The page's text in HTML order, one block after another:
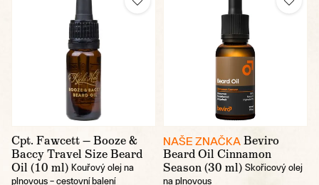
Cpt. Fawcett — Booze &
Baccy Travel Size Beard
Oil (10 ml) Kouřový olej na
plnovous – cestovní balení
NAŠE ZNAČKA Beviro
Beard Oil Cinnamon
Season (30 ml) Skořicový olej
na plnovous